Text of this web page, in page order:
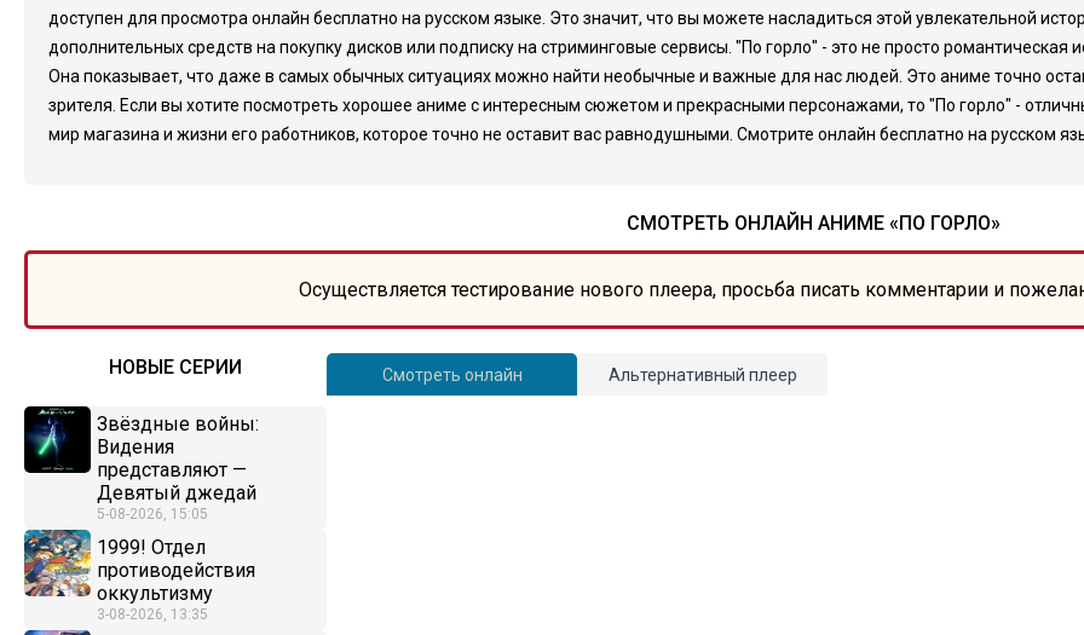
доступен для просмотра онлайн бесплатно на русском языке. Это значит, что вы можете насладиться этой увлекательной
дополнительных средств на покупку дисков или подписку на стриминговые сервисы. "По горло" - это не просто
Она показывает, что даже в самых обычных ситуациях можно найти необычные и важные для нас людей. Это аниме точно
зрителя. Если вы хотите посмотреть хорошее аниме с интересным сюжетом и прекрасными персонажами, то "По горло" -
мир магазина и жизни его работников, которое точно не оставит вас равнодушными. Смотрите онлайн бесплатно на русском
СМОТРЕТЬ ОНЛАЙН АНИМЕ «ПО ГОРЛО»
Осуществляется тестирование нового плеера, просьба писать комментарии и
НОВЫЕ СЕРИИ
Звёздные войны:
Видения
представляют —
Девятый джедай
5-08-2026, 15:05
1999! Отдел
противодействия
оккультизму
3-08-2026, 13:35
Смотреть онлайн Альтернативный плеер